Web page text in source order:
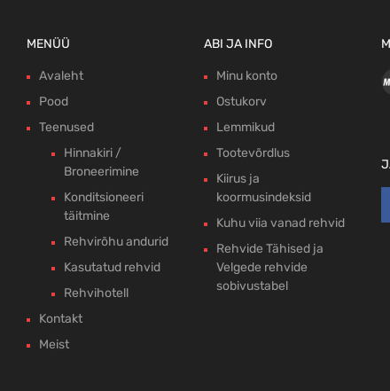
MENÜÜ
Avaleht
Pood
Teenused
Hinnakiri /
Broneerimine
Konditsioneeri
täitmine
Rehvirõhu andurid
Kasutatud rehvid
Rehvihotell
Kontakt
Meist
ABI JA INFO
Minu konto
Ostukorv
Lemmikud
Tootevõrdlus
Kiirus ja
koormusindeksid
Kuhu viia vanad rehvid
Rehvide Tähised ja
Velgede rehvide
sobivustabel